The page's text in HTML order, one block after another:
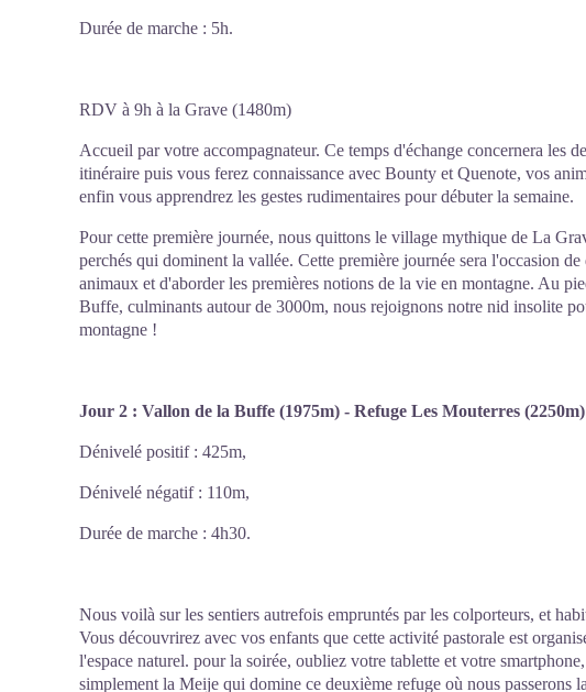
Durée de marche : 5h.
RDV à 9h à la Grave (1480m)
Accueil par votre accompagnateur. Ce temps d'échange concernera les
itinéraire puis vous ferez connaissance avec Bounty et Quenote, vos
enfin vous apprendrez les gestes rudimentaires pour débuter la semaine.
Pour cette première journée, nous quittons le village mythique de La
perchés qui dominent la vallée. Cette première journée sera l'occasion
animaux et d'aborder les premières notions de la vie en montagne. Au
Buffe, culminants autour de 3000m, nous rejoignons notre nid insolite
montagne !
Jour 2 : Vallon de la Buffe (1975m) - Refuge Les Mouterres (2250m)
Dénivelé positif : 425m,
Dénivelé négatif : 110m,
Durée de marche : 4h30.
Nous voilà sur les sentiers autrefois empruntés par les colporteurs, et
Vous découvrirez avec vos enfants que cette activité pastorale est
l'espace naturel. pour la soirée, oubliez votre tablette et votre
simplement la Meije qui domine ce deuxième refuge où nous passerons